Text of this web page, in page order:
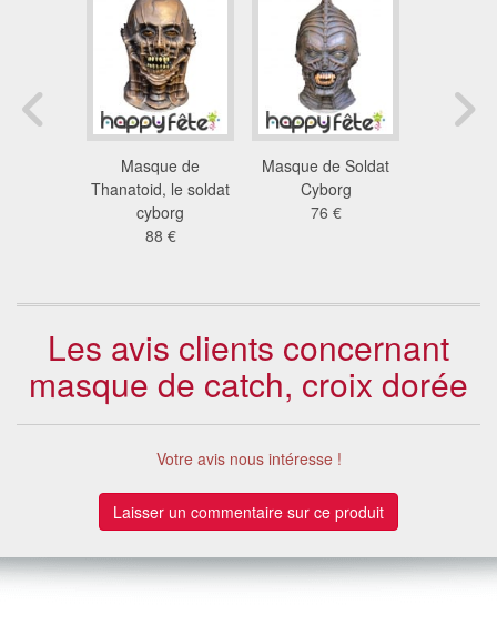
Masque de
Thanatoid, le soldat
cyborg
88 €
Masque de Soldat
Cyborg
76 €
Les avis clients concernant
masque de catch, croix dorée
Votre avis nous intéresse !
Laisser un commentaire sur ce produit